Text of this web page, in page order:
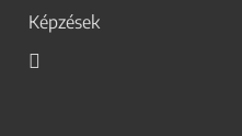
Képzések